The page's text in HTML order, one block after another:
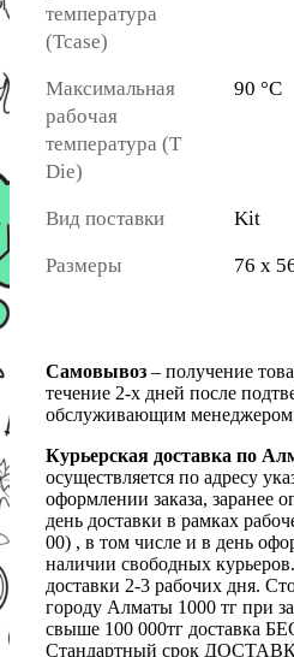
температура
(Tcase)
Максимальная
рабочая
температура (T
Die)
90 °C
Вид поставки Kit
Размеры 76 x
Самовывоз – получение
течение 2-х дней после
обслуживающим
Курьерская доставка по
осуществляется по адресу
оформлении заказа, заранее
день доставки в рамках
00) , в том числе и в день
наличии свободных
доставки 2-3 рабочих дня.
городу Алматы 1000 тг при
свыше 100 000тг доставка
Стандартный срок